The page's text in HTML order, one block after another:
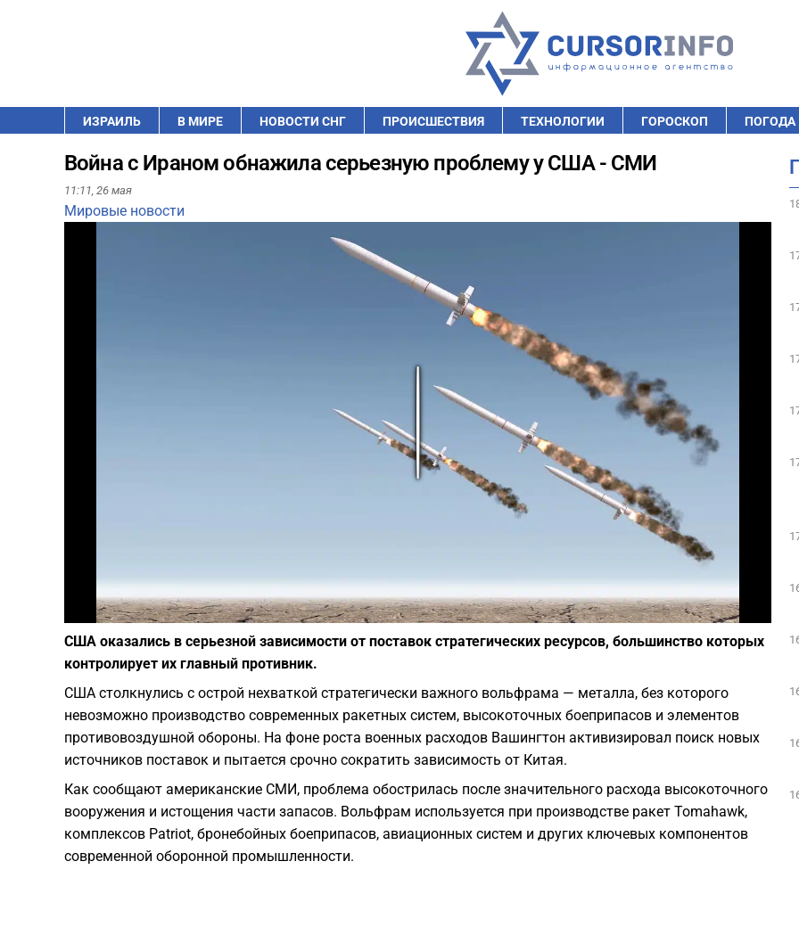
ИЗРАИЛЬ В МИРЕ НОВОСТИ СНГ ПРОИСШЕСТВИЯ ТЕХНОЛОГИИ ГОРОСКОП ПОГОДА
Война с Ираном обнажила серьезную проблему у США - СМИ
11:11, 26 мая
Мировые новости
Фото: depositphotos.com
США оказались в серьезной зависимости от поставок стратегических ресурсов, большинство которых
контролирует их главный противник.
США столкнулись с острой нехваткой стратегически важного вольфрама — металла, без которого
невозможно производство современных ракетных систем, высокоточных боеприпасов и элементов
противовоздушной обороны. На фоне роста военных расходов Вашингтон активизировал поиск новых
источников поставок и пытается срочно сократить зависимость от Китая.
Как сообщают американские СМИ, проблема обострилась после значительного расхода высокоточного
вооружения и истощения части запасов. Вольфрам используется при производстве ракет Tomahawk,
комплексов Patriot, бронебойных боеприпасов, авиационных систем и других ключевых компонентов
современной оборонной промышленности.